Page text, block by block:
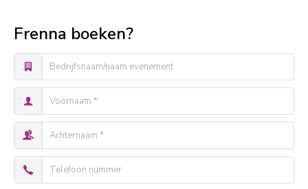
Frenna boeken?